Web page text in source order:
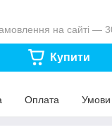
на сайті —
Купити
Оплата Умови